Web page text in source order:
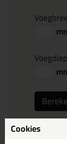
Cookies